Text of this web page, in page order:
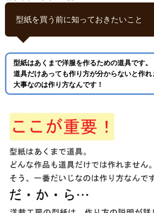
型紙を買う前に知っておきたいこと
型紙はあくまで洋服を作るための道具です。
道具だけあっても作り方が分からないと作れ
大事なのは作り方なんです！